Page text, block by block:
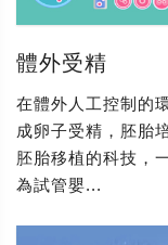
體外受精
在體外人工控制的
成卵子受精，胚胎
胚胎移植的科技，
為試管嬰...